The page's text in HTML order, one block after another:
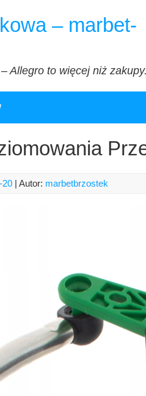
– marbet-
Allegro to więcej niż zakupy.
20 | Autor: marbetbrzostek